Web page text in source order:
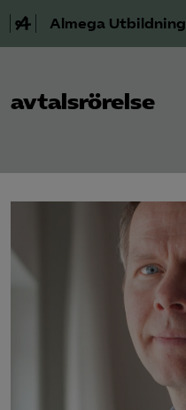
Almega Utbildning
Skoljuridik
Förbundets råd
Om Almega Utbildning
avtalsrörelse